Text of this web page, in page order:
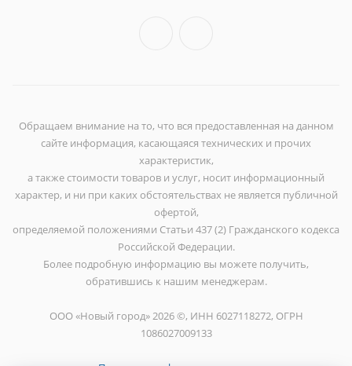
Обращаем внимание на то, что вся предоставленная на данном
сайте информация, касающаяся технических и прочих
характеристик,
а также стоимости товаров и услуг, носит информационный
характер, и ни при каких обстоятельствах не является публичной
офертой,
определяемой положениями Статьи 437 (2) Гражданского кодекса
Российской Федерации.
Более подробную информацию вы можете получить,
обратившись к нашим менеджерам.
ООО «Новый город» 2026 ©, ИНН 6027118272, ОГРН
1086027009133